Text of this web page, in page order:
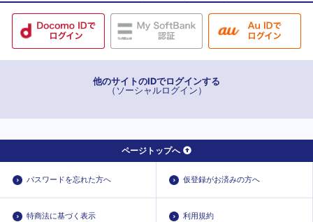
他のサイトのIDでログインする
（ソーシャルログイン）
ページトップへ
パスワードを忘れた方へ 仮登録がお済みの方へ
特商法に基づく表示 利用規約